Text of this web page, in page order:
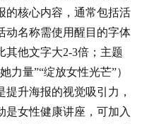
的核心内容，通常包括活
动名称需使用醒目的字体
其他文字大2-3倍；主题
她力量”“绽放女性光芒”）
升海报的视觉吸引力，
是女性健康讲座，可加入